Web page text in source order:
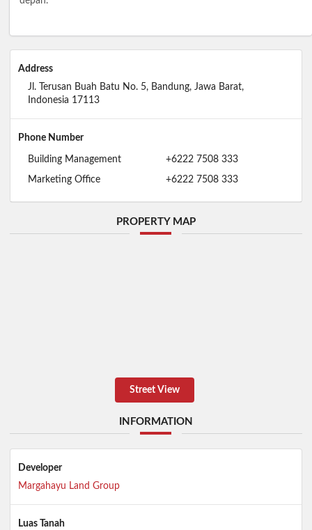
Address
Jl. Terusan Buah Batu No. 5, Bandung, Jawa Barat,
Indonesia 17113
Phone Number
Building Management +6222 7508 333
Marketing Office +6222 7508 333
PROPERTY MAP
Street View
INFORMATION
Developer
Margahayu Land Group
Luas Tanah